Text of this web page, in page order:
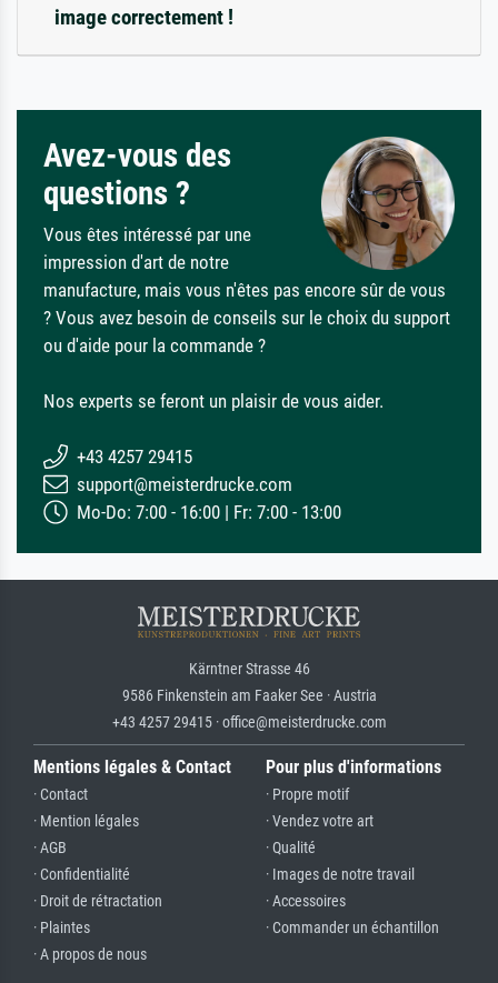
image correctement !
Avez-vous des
questions ?
Vous êtes intéressé par une
impression d'art de notre
manufacture, mais vous n'êtes pas encore sûr de vous
? Vous avez besoin de conseils sur le choix du support
ou d'aide pour la commande ?
Nos experts se feront un plaisir de vous aider.
+43 4257 29415
support@meisterdrucke.com
Mo-Do: 7:00 - 16:00 | Fr: 7:00 - 13:00
Kärntner Strasse 46
9586 Finkenstein am Faaker See · Austria
+43 4257 29415 · office@meisterdrucke.com
Mentions légales & Contact
· Contact
· Mention légales
· AGB
· Confidentialité
· Droit de rétractation
· Plaintes
· A propos de nous
Pour plus d'informations
· Propre motif
· Vendez votre art
· Qualité
· Images de notre travail
· Accessoires
· Commander un échantillon